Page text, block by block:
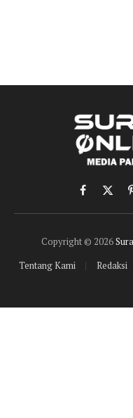
Facebook
X
Copyright © 2026
Tentang Kami
Redaksi